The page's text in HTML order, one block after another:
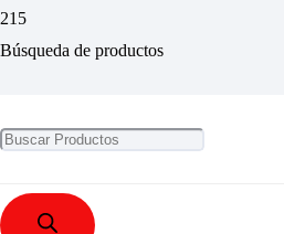
Búsqueda de productos
Mostrando el único resultado